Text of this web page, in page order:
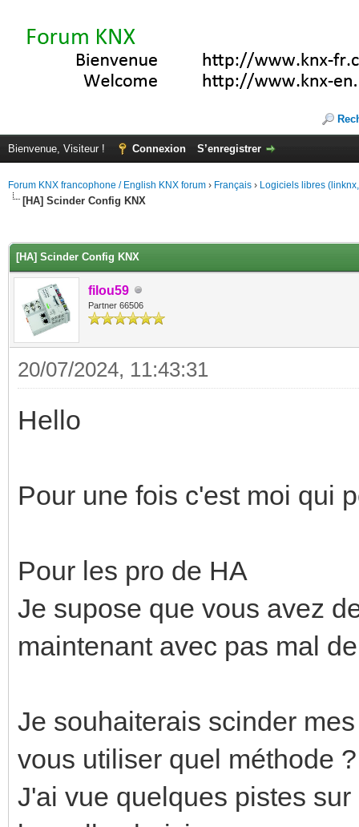
Bienvenue, Visiteur ! Connexion S’enregistrer
Forum KNX francophone / English KNX forum › Français › Logiciels libres
[HA] Scinder Config KNX
[HA] Scinder Config KNX
filou59
Partner 66506
20/07/2024, 11:43:31
Hello
Pour une fois c'est moi qui
Pour les pro de HA
Je supose que vous avez
maintenant avec pas mal
Je souhaiterais scinder
vous utiliser quel méthode ?
J'ai vue quelques pistes